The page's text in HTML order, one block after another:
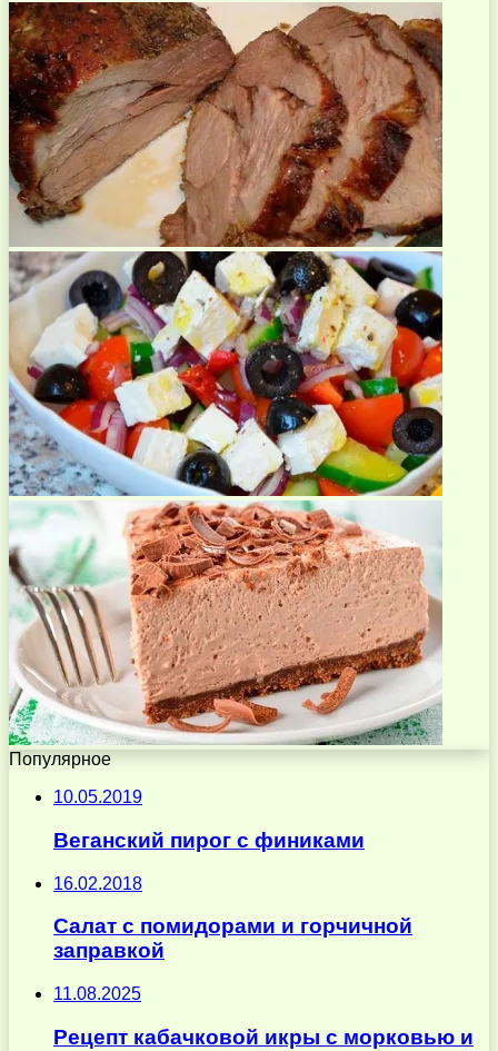
Популярное
10.05.2019
Веганский пирог с финиками
16.02.2018
Салат с помидорами и горчичной
заправкой
11.08.2025
Рецепт кабачковой икры с морковью и